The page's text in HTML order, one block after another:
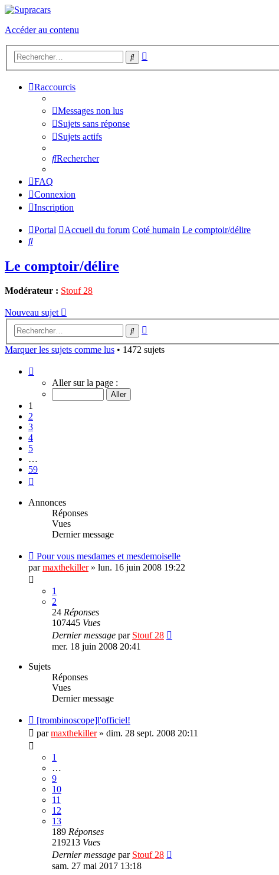
Accéder au contenu
Rechercher
Raccourcis
Messages non lus
Sujets sans réponse
Sujets actifs
Rechercher
FAQ
Connexion
Inscription
Portal Accueil du forum Coté humain Le comptoir/délire
Rechercher
Le comptoir/délire
Modérateur : Stouf 28
Nouveau sujet
Rechercher
Marquer les sujets comme lus • 1472 sujets
sur
Aller sur la page :
1
2
3
4
5
…
59
Annonces
Réponses
Vues
Dernier message
Pour vous mesdames et mesdemoiselle
parmaxthekiller» lun. 16 juin 2008 19:22
1
2
24 Réponses
107445 Vues
Dernier message par Stouf 28
mer. 18 juin 2008 20:41
Sujets
Réponses
Vues
Dernier message
[trombinoscope]l'officiel!
parmaxthekiller» dim. 28 sept. 2008 20:11
1
…
9
10
11
12
13
189 Réponses
219213 Vues
Dernier message par Stouf 28
sam. 27 mai 2017 13:18